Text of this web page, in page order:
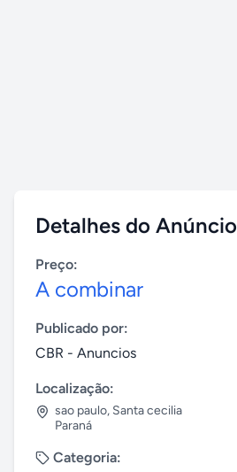
Detalhes do Anúncio
Preço:
A combinar
Publicado por:
CBR - Anuncios
Localização:
sao paulo, Santa cecilia
Paraná
Categoria: